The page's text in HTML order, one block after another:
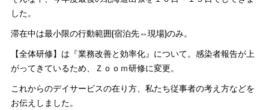
した。
滞在中は最小限の行動範囲(宿泊先⇔現場)のみ。
【全体研修】は『業務改善と効率化』について。感染者報告が上
がってきているため、Ｚｏｏｍ研修に変更。
これからのデイサービスの在り方、私たち従事者の考え方などを
お伝えしました。